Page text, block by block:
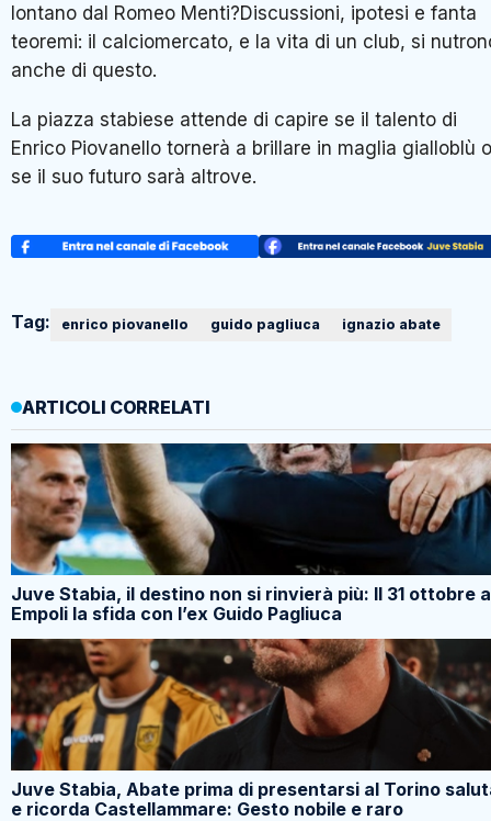
lontano dal Romeo Menti?Discussioni, ipotesi e fanta
teoremi: il calciomercato, e la vita di un club, si
anche di questo.
La piazza stabiese attende di capire se il talento di
Enrico Piovanello tornerà a brillare in maglia gialloblù o
se il suo futuro sarà altrove.
Tag: enrico piovanello guido pagliuca ignazio abate
ARTICOLI CORRELATI
Juve Stabia, il destino non si rinvierà più: Il 31 ottobre
Empoli la sfida con l’ex Guido Pagliuca
Juve Stabia, Abate prima di presentarsi al Torino
e ricorda Castellammare: Gesto nobile e raro